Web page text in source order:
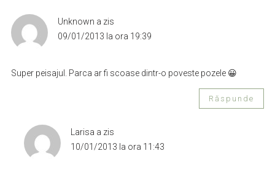
Unknown a zis
09/01/2013 la ora 19:39
Super peisajul. Parca ar fi scoase dintr-o poveste pozele 😀
Răspunde
Larisa a zis
10/01/2013 la ora 11:43